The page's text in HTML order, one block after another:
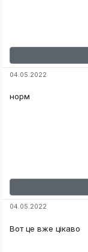
04.05.2022
норм
04.05.2022
Вот це вже цікаво